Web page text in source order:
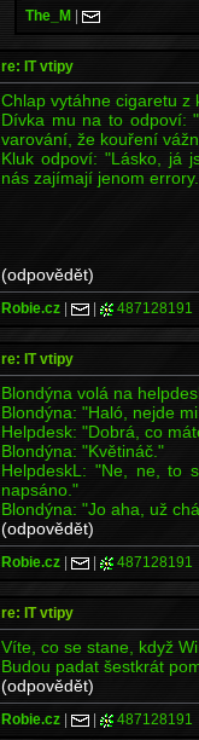
The_M |
re: IT vtipy
Chlap vytáhne cigaretu z
Dívka mu na to odpoví:
varování, že kouření
Kluk odpoví: "Lásko, já
nás zajímají jenom
(odpovědět)
Robie.cz | | 487128191
re: IT vtipy
Blondýna volá na
Blondýna: "Haló, nejde
Helpdesk: "Dobrá, co
Blondýna: "Květináč."
HelpdeskL: "Ne, ne, to
napsáno."
Blondýna: "Jo aha, už
(odpovědět)
Robie.cz | | 487128191
re: IT vtipy
Víte, co se stane, když
Budou padat šestkrát
(odpovědět)
Robie.cz | | 487128191